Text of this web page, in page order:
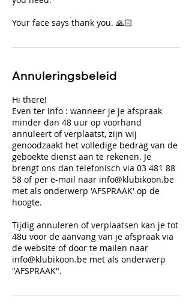
Your face says thank you. 🙏🏻
Annuleringsbeleid
Hi there!
Even ter info : wanneer je je afspraak
minder dan 48 uur op voorhand
annuleert of verplaatst, zijn wij
genoodzaakt het volledige bedrag van de
geboekte dienst aan te rekenen. Je
brengt ons dan telefonisch via 03 481 88
58 of per e-mail naar info@klubikoon.be
met als onderwerp 'AFSPRAAK' op de
hoogte.
Tijdig annuleren of verplaatsen kan je tot
48u voor de aanvang van je afspraak via
de website of door te mailen naar
info@klubikoon.be met als onderwerp
"AFSPRAAK".